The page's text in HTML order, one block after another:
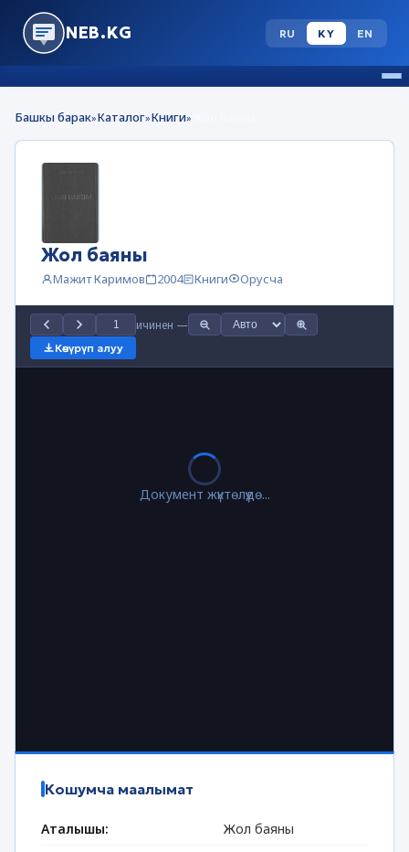
NEB.KG RU KY EN
Башкы барак»Каталог»Книги»
Жол баяны
Мажит Каримов 2004 Книги Орусча
ичинен —
Көчүрүп алуу
Документ жүктөлүүдө...
Кошумча маалымат
Аталышы:
Жол баяны